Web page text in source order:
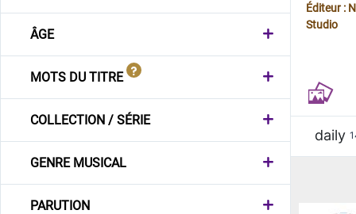
ÂGE
MOTS DU TITRE
COLLECTION / SÉRIE
GENRE MUSICAL
PARUTION
Éditeur :
Studio
daily